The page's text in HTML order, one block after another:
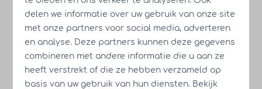
delen we informatie over uw gebruik van onze site
met onze partners voor social media, adverteren
en analyse. Deze partners kunnen deze gegevens
combineren met andere informatie die u aan ze
heeft verstrekt of die ze hebben verzameld op
basis van uw gebruik van hun diensten. Bekijk